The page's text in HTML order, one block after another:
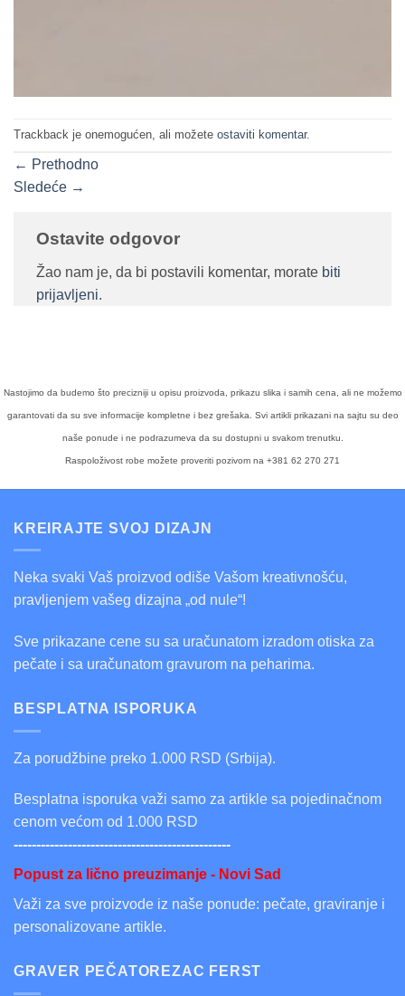
Trackback je onemogućen, ali možete ostaviti komentar.
← Prethodno
Sledeće →
Ostavite odgovor
Žao nam je, da bi postavili komentar, morate biti
prijavljeni.
Nastojimo da budemo što precizniji u opisu proizvoda, prikazu slika i samih cena, ali ne možemo
garantovati da su sve informacije kompletne i bez grešaka. Svi artikli prikazani na sajtu su deo
naše ponude i ne podrazumeva da su dostupni u svakom trenutku.
Raspoloživost robe možete proveriti pozivom na +381 62 270 271
KREIRAJTE SVOJ DIZAJN
Neka svaki Vaš proizvod odiše Vašom kreativnošću,
pravljenjem vašeg dizajna „od nule“!
Sve prikazane cene su sa uračunatom izradom otiska za
pečate i sa uračunatom gravurom na peharima.
BESPLATNA ISPORUKA
Za porudžbine preko 1.000 RSD (Srbija).
Besplatna isporuka važi samo za artikle sa pojedinačnom
cenom većom od 1.000 RSD
------------------------------------------------
Popust za lično preuzimanje - Novi Sad
Važi za sve proizvode iz naše ponude: pečate, graviranje i
personalizovane artikle.
GRAVER PEČATOREZAC FERST